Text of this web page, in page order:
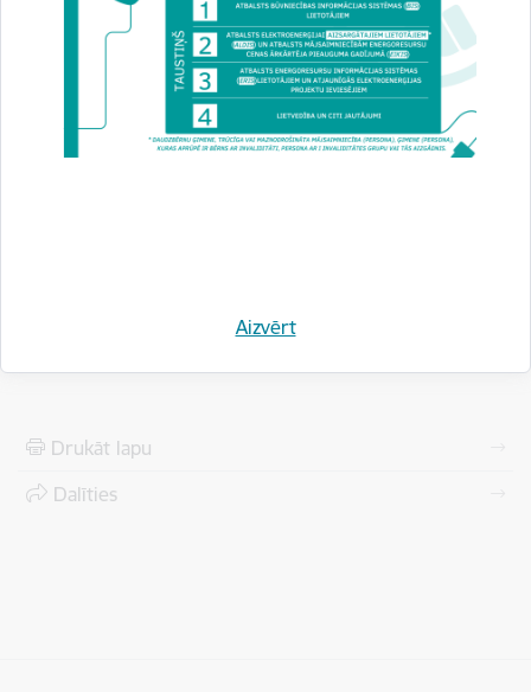
Aizvērt
Drukāt lapu
Dalīties